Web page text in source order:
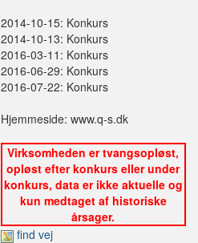
2014-10-15: Konkurs
2014-10-13: Konkurs
2016-03-11: Konkurs
2016-06-29: Konkurs
2016-07-22: Konkurs
Hjemmeside: www.q-s.dk
Virksomheden er tvangsopløst,
opløst efter konkurs eller under
konkurs, data er ikke aktuelle og
kun medtaget af historiske
årsager.
find vej